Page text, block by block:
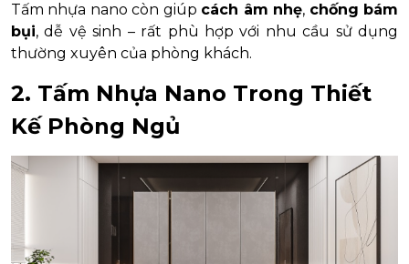
Tấm nhựa nano còn giúp cách âm nhẹ, chống bám
bụi, dễ vệ sinh – rất phù hợp với nhu cầu sử dụng
thường xuyên của phòng khách.
2. Tấm Nhựa Nano Trong Thiết
Kế Phòng Ngủ